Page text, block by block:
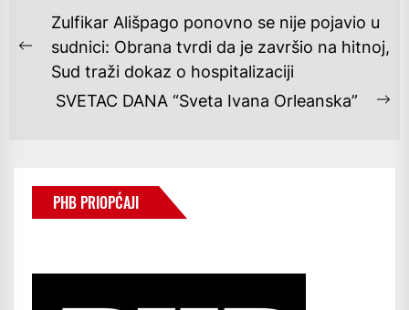
NAVIGACIJA
OBJAVA
Previous
post:
Zulfikar Ališpago ponovno se nije pojavio u
sudnici: Obrana tvrdi da je završio na hitnoj,
Sud traži dokaz o hospitalizaciji
SVETAC DANA “Sveta Ivana Orleanska”
PHB PRIOPĆAJI